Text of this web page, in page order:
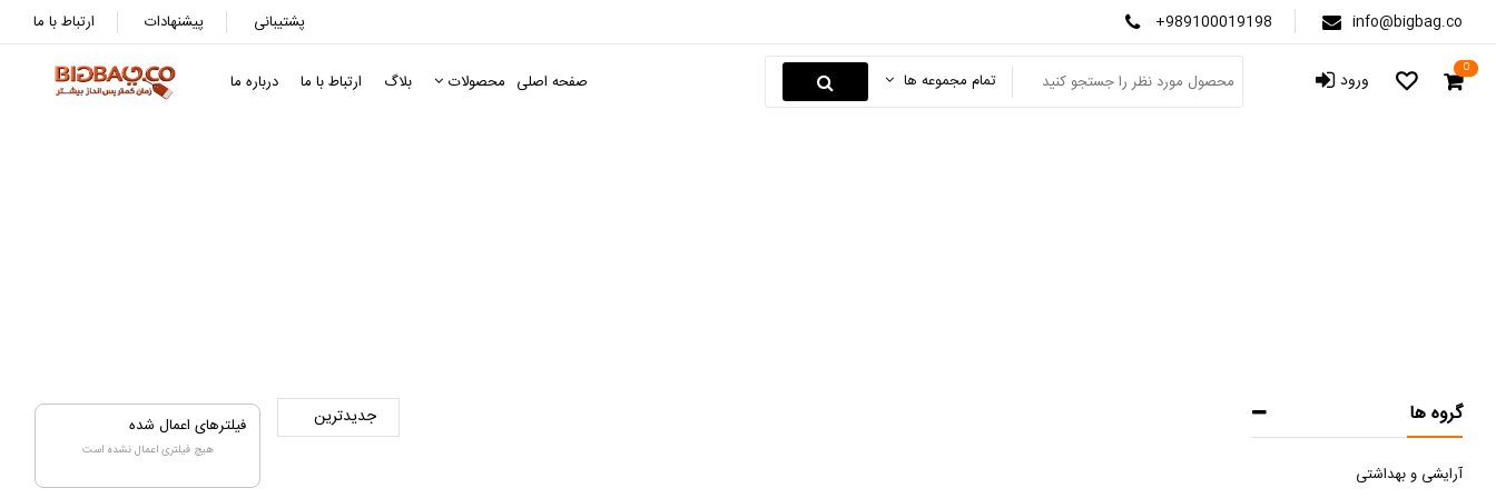
ارتباط با ما پیشنهادات پشتیبانی +989100019198 info@bigbag.co
صفحه اصلی محصولات بلاگ ارتباط با ما درباره ما تمام مجموعه ها ورود 0
فیلترهای اعمال شده
هیچ فیلتری اعمال نشده است
گروه ها
آرایشی و بهداشتی